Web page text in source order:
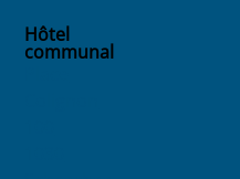
Hôtel
communal